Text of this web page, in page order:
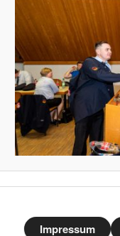
Impressum